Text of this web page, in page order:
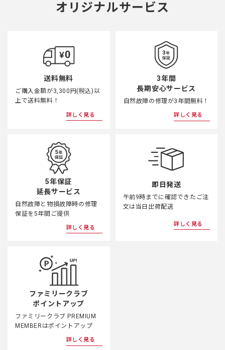
オリジナルサービス
送料無料
ご購入金額が3,300円(税込)以
上で送料無料！
詳しく見る
3年間
長期安心サービス
自然故障の修理が3年間無料！
詳しく見る
5年保証
延長サービス
自然故障と物損故障時の修理
保証を5年間ご提供
詳しく見る
即日発送
午前9時までに確認できたご注
文は当日出荷配送
詳しく見る
ファミリークラブ
ポイントアップ
ファミリークラブ PREMIUM
MEMBERはポイントアップ
詳しく見る